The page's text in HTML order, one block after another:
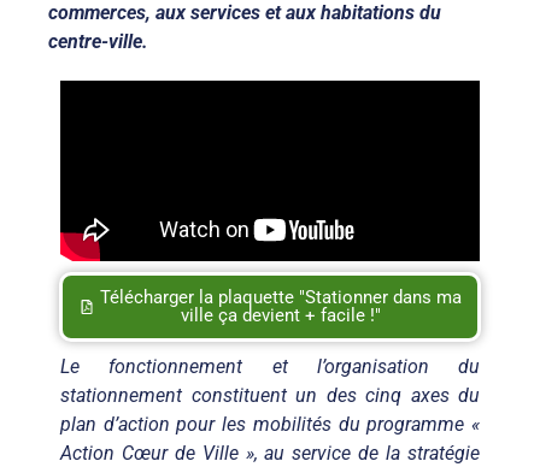
commerces, aux services et aux habitations du
centre-ville.
Télécharger la plaquette "Stationner dans ma
ville ça devient + facile !"
Le fonctionnement et l’organisation du
stationnement constituent un des cinq axes du
plan d’action pour les mobilités du programme «
Action Cœur de Ville », au service de la stratégie